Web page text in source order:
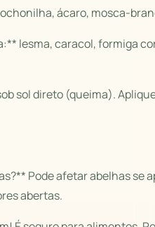
ácaro, mosca-
lesma, caracol, formiga
sol direto (queima).
Pode afetar abelhas se
abertas.